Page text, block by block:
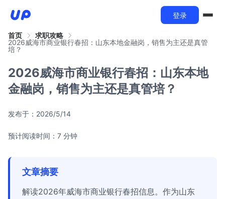
登录
首页
求职攻略
2026威海市商业银行春招：山东本地金融岗，销售为主还是真管
培？
2026威海市商业银行春招：山东本地
金融岗，销售为主还是真管培？
发布于： 2026/5/14
预计阅读时间：7 分钟
文章摘要
解读2026年威海市商业银行春招信息。作为山东